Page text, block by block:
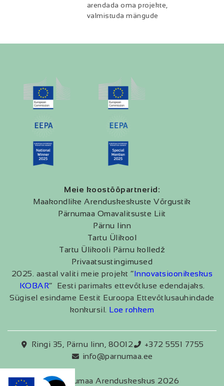
arendada oma projekte,
valmistuda mängude
Meie koostööpartnerid:
Maakondlike Arenduskeskuste Võrgustik
Pärnumaa Omavalitsuste Liit
Pärnu linn
Tartu Ülikool
Tartu Ülikooli Pärnu kolledž
Privaatsustingimused
2025. aastal valiti meie projekt “Innovatsioonikeskus
KOBAR” Eesti parimaks ettevõtluse edendajaks.
Sügisel esindame Eestit Euroopa Ettevõtlusauhindade
konkursil. Loe rohkem
Ringi 35, Pärnu linn, 80012
+372 5551 7755
info@parnumaa.ee
Pärnumaa Arenduskeskus 2026